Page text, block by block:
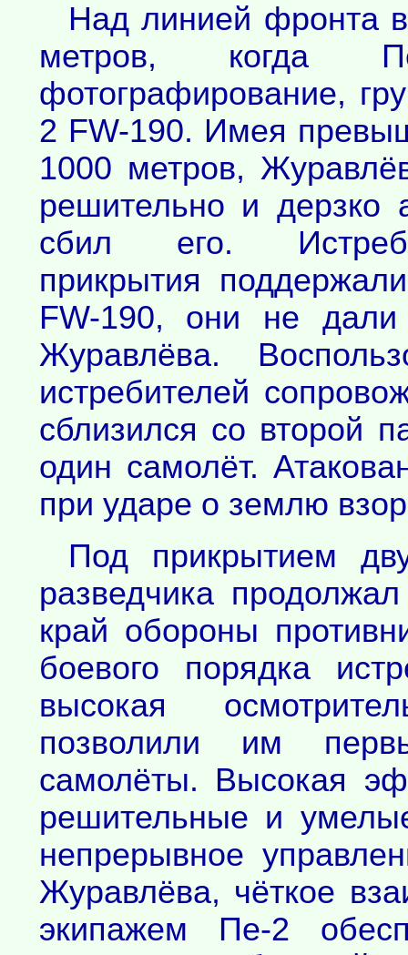
Над линией фронта
метров, когда
фотографирование,
2 FW-190. Имея
1000 метров,
решительно и дерзко
сбил его.
прикрытия
FW-190, они не дали
Журавлёва.
истребителей
сблизился со второй
один самолёт.
при ударе о землю
Под прикрытием
разведчика
край обороны
боевого порядка
высокая
позволили им
самолёты. Высокая
решительные и
непрерывное
Журавлёва, чёткое
экипажем Пе-2